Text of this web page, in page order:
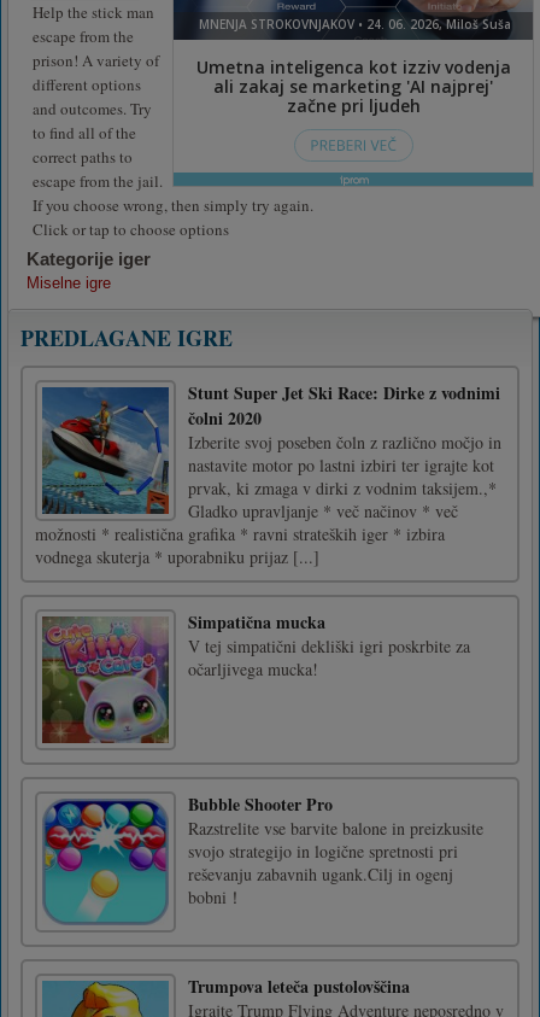
Help the stick man
escape from the
prison! A variety of
different options
and outcomes. Try
to find all of the
correct paths to
escape from the jail.
If you choose wrong, then simply try again.
Click or tap to choose options
Kategorije iger
Miselne igre
PREDLAGANE IGRE
Stunt Super Jet Ski Race: Dirke z vodnimi
čolni 2020
Izberite svoj poseben čoln z različno močjo in
nastavite motor po lastni izbiri ter igrajte kot
prvak, ki zmaga v dirki z vodnim taksijem.,*
Gladko upravljanje * več načinov * več
možnosti * realistična grafika * ravni strateških iger * izbira
vodnega skuterja * uporabniku prijaz [...]
Simpatična mucka
V tej simpatični dekliški igri poskrbite za
očarljivega mucka!
Bubble Shooter Pro
Razstrelite vse barvite balone in preizkusite
svojo strategijo in logične spretnosti pri
reševanju zabavnih ugank.Cilj in ogenj
bobni！
Trumpova leteča pustolovščina
Igrajte Trump Flying Adventure neposredno v